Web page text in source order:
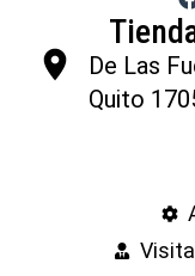
De Las
Quito